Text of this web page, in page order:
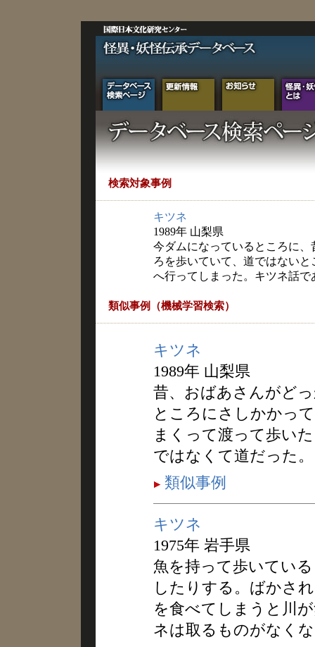
検索対象事例
キツネ
1989年 山梨県
今ダムになっているところに
ろを歩いていて、道ではない
へ行ってしまった。キツネ話で
類似事例（機械学習検索）
キツネ
1989年 山梨県
昔、おばあさんがど
ところにさしかかっ
まくって渡って歩い
ではなくて道だった
類似事例
キツネ
1975年 岩手県
魚を持って歩いてい
したりする。ばかさ
を食べてしまうと川
ネは取るものがなく